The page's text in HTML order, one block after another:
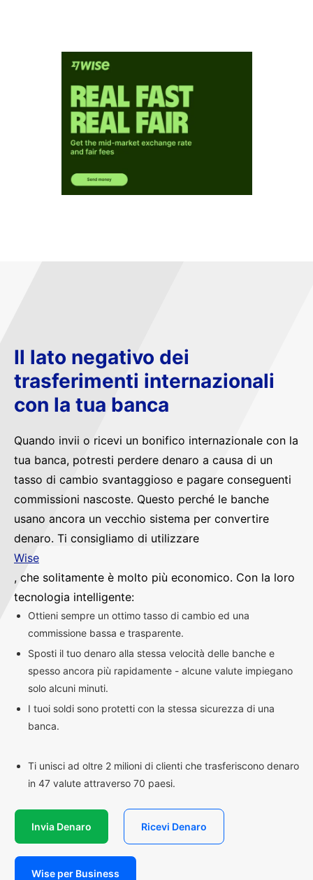
Il lato negativo dei
trasferimenti internazionali
con la tua banca
Quando invii o ricevi un bonifico internazionale con la
tua banca, potresti perdere denaro a causa di un
tasso di cambio svantaggioso e pagare conseguenti
commissioni nascoste. Questo perché le banche
usano ancora un vecchio sistema per convertire
denaro. Ti consigliamo di utilizzare
Wise
, che solitamente è molto più economico. Con la loro
tecnologia intelligente:
Ottieni sempre un ottimo tasso di cambio ed una
commissione bassa e trasparente.
Sposti il tuo denaro alla stessa velocità delle banche e
spesso ancora più rapidamente - alcune valute impiegano
solo alcuni minuti.
I tuoi soldi sono protetti con la stessa sicurezza di una
banca.
Ti unisci ad oltre 2 milioni di clienti che trasferiscono denaro
in 47 valute attraverso 70 paesi.
Invia Denaro Ricevi Denaro
Wise per Business